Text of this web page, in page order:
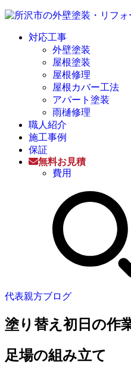
対応工事
外壁塗装
屋根塗装
屋根修理
屋根カバー工法
アパート塗装
雨樋修理
職人紹介
施工事例
保証
無料お見積
費用
代表親方ブログ
塗り替え初日の作
足場の組み立